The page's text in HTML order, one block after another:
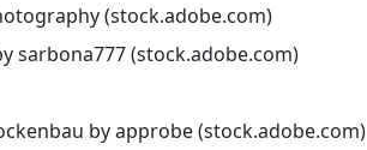
(stock.adobe.com)
sarbona777 (stock.adobe.com)
by approbe (stock.adobe.com)